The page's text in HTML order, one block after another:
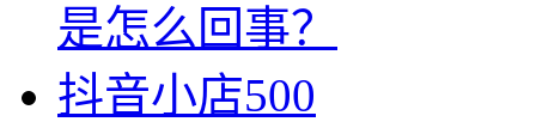
是怎么回事？
抖音小店500